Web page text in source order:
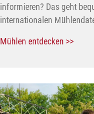
informieren? Das geht
internationalen
Mühlen entdecken >>